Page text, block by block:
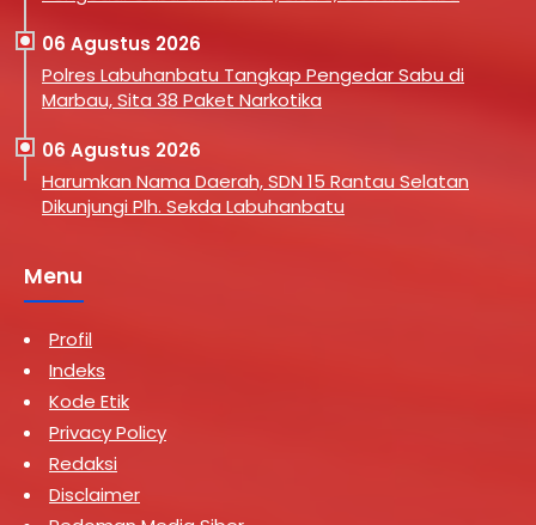
06 Agustus 2026
Polres Labuhanbatu Tangkap Pengedar Sabu di
Marbau, Sita 38 Paket Narkotika
06 Agustus 2026
Harumkan Nama Daerah, SDN 15 Rantau Selatan
Dikunjungi Plh. Sekda Labuhanbatu
Menu
Profil
Indeks
Kode Etik
Privacy Policy
Redaksi
Disclaimer